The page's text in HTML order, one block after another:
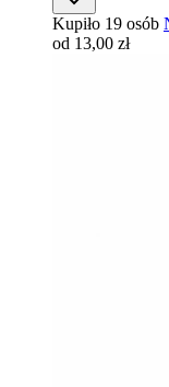
Kupiło 19 osób
od 13,00 zł